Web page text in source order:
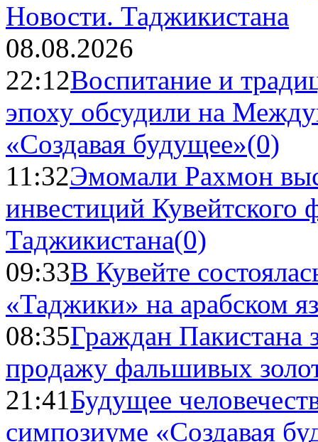
Новости. Таджикистана
08.08.2026
22:12Воспитание и
эпоху обсудили на
«Создавая будущее»(0)
11:32Эмомали Рахмон
инвестиций Кувейтского
Таджикистана(0)
09:33В Кувейте
«Таджики» на арабском
08:35Граждан Пакистана
продажу фальшивых
21:41Будущее
симпозиуме «Создавая